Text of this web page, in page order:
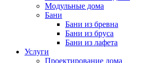
Модульные дома
Бани
Бани из бревна
Бани из бруса
Бани из лафета
Услуги
Проектирование дома